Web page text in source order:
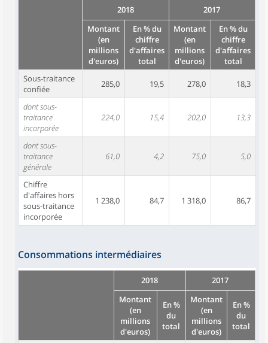
2018
2017
Montant
(en
millions
d'euros)
En % du
chiffre
d'affaires
total
Montant
(en
millions
d'euros)
En % du
chiffre
d'affaires
total
Sous-traitance
confiée
285,0 19,5 278,0 18,3
dont sous-
traitance
incorporée
224,0 15,4 202,0 13,3
dont sous-
traitance
générale
61,0 4,2 75,0 5,0
Chiffre
d'affaires hors
sous-traitance
incorporée
1 238,0 84,7 1 318,0 86,7
Consommations intermédiaires
2018
2017
Montant
(en
millions
d'euros)
En %
du
total
Montant
(en
millions
d'euros)
En %
du
total